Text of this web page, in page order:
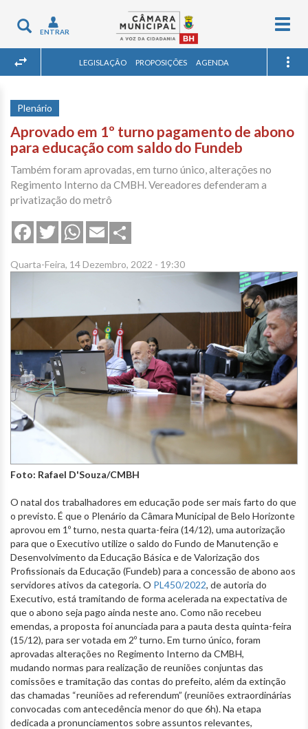
Toggle
navigation
ENTRAR
LEGISLAÇÃO PROPOSIÇÕES AGENDA
Plenário
Aprovado em 1º turno pagamento de abono
para educação com saldo do Fundeb
Também foram aprovadas, em turno único, alterações no
Regimento Interno da CMBH. Vereadores defenderam a
privatização do metrô
FacebookTwitterWhatsApp
Email
Quarta-Feira, 14 Dezembro, 2022 - 19:30
Foto: Rafael D'Souza/CMBH
O natal dos trabalhadores em educação pode ser mais farto do que
o previsto. É que o Plenário da Câmara Municipal de Belo Horizonte
aprovou em 1º turno, nesta quarta-feira (14/12), uma autorização
para que o Executivo utilize o saldo do Fundo de Manutenção e
Desenvolvimento da Educação Básica e de Valorização dos
Profissionais da Educação (Fundeb) para a concessão de abono aos
servidores ativos da categoria. O PL450/2022, de autoria do
Executivo, está tramitando de forma acelerada na expectativa de
que o abono seja pago ainda neste ano. Como não recebeu
emendas, a proposta foi anunciada para a pauta desta quinta-feira
(15/12), para ser votada em 2º turno. Em turno único, foram
aprovadas alterações no Regimento Interno da CMBH,
mudando normas para realização de reuniões conjuntas das
comissões e tramitação das contas do prefeito, além da extinção
das chamadas “reuniões ad referendum” (reuniões extraordinárias
convocadas com antecedência menor do que 6h). Na etapa
dedicada a pronunciamentos sobre assuntos relevantes,